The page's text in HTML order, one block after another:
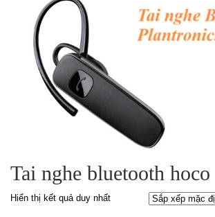
Tai nghe bluetooth
Hiển thị kết quả duy nhất